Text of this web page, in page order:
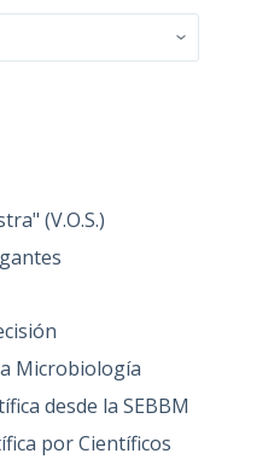
(V.O.S.)
Microbiología
desde la SEBBM
por Científicos